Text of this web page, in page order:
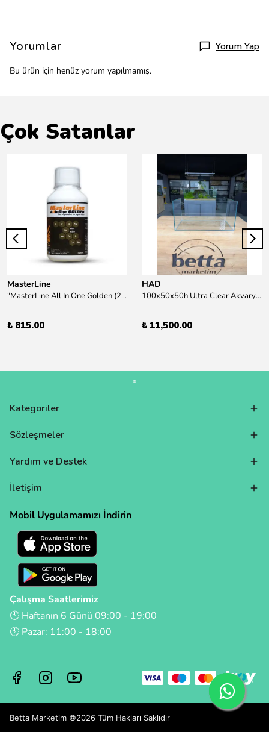
Yorumlar Yorum Yap
Bu ürün için henüz yorum yapılmamış.
Çok Satanlar
MasterLine
"MasterLine All In One Golden (200 ml) Daha yüksek zorluk derecesine sahip bitkiler için Özel formül Tam Besin "
₺ 815.00
HAD
100x50x50h Ultra Clear Akvaryum 10mm 90derece Birleşim /Sadece Otobüs Kargosu ile Gönderim Yapılır !
₺ 11,500.00
Kategoriler
Sözleşmeler
Yardım ve Destek
İletişim
Mobil Uygulamamızı İndirin
Çalışma Saatlerimiz
🕙 Haftanın 6 Günü 09:00 - 19:00
🕙 Pazar: 11:00 - 18:00
Betta Marketim ©2026 Tüm Hakları Saklıdır